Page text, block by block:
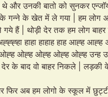
और उनकी बातो को सुनकर
के खेत में ले गया | हम लोग
गये हैं | थोड़ी देर तक हम लोग
हाहा हाहाह हाह आह्ह आह्ह
ओह्ह ओह्ह ओह्ह ओह्ह उन्ह उन्ह
के बाद वो बाहर निकले |
अब हम लोगो के स्कूल में